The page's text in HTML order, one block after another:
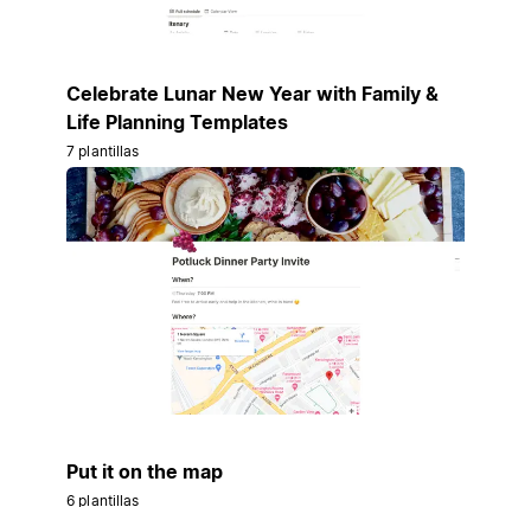
Celebrate Lunar New Year with Family &
Life Planning Templates
7 plantillas
Put it on the map
6 plantillas